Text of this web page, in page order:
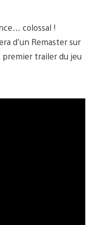
colossal !
d’un Remaster sur
premier trailer du jeu